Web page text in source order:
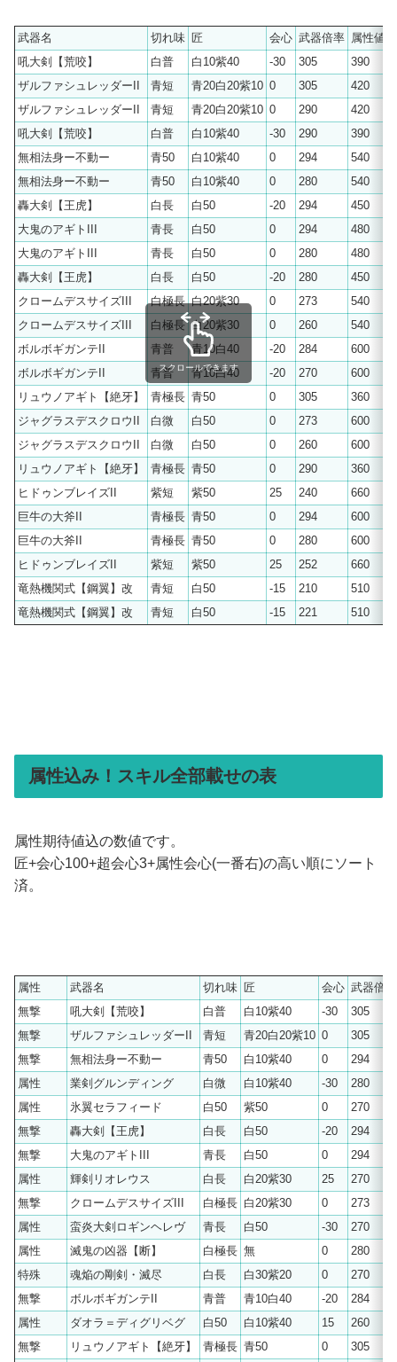
武器名 切れ味 匠 会心 武器倍率 属性値
吼大剣【荒咬】
白普 白10紫40 -30 305 390
ザルファシュレッダーII
青短 青20白20紫10 0 305 420
ザルファシュレッダーII
青短 青20白20紫10 0 290 420
吼大剣【荒咬】
白普 白10紫40 -30 290 390
無相法身ー不動ー
青50 白10紫40 0 294 540
無相法身ー不動ー
青50 白10紫40 0 280 540
轟大剣【王虎】
白長 白50 -20 294 450
大鬼のアギトIII
青長 白50 0 294 480
大鬼のアギトIII
青長 白50 0 280 480
轟大剣【王虎】
白長 白50 -20 280 450
クロームデスサイズIII
白極長 白20紫30 0 273 540
クロームデスサイズIII
白極長 白20紫30 0 260 540
ボルボギガンテII
青普 青10白40 -20 284 600
ボルボギガンテII
青普 青10白40 -20 270 600
リュウノアギト【絶牙】
青極長 青50 0 305 360
ジャグラスデスクロウII
白微 白50 0 273 600
ジャグラスデスクロウII
白微 白50 0 260 600
リュウノアギト【絶牙】
青極長 青50 0 290 360
ヒドゥンブレイズII
紫短 紫50 25 240 660
巨牛の大斧II
青極長 青50 0 294 600
巨牛の大斧II
青極長 青50 0 280 600
ヒドゥンブレイズII
紫短 紫50 25 252 660
竜熱機関式【鋼翼】改
青短 白50 -15 210 510
竜熱機関式【鋼翼】改
青短 白50 -15 221 510
スクロールできます
属性込み！スキル全部載せの表
属性期待値込の数値です。
匠+会心100+超会心3+属性会心(一番右)の高い順にソート
済。
属性 武器名 切れ味 匠 会心 武器倍率
無撃
吼大剣【荒咬】 白普 白10紫40 -30
305
無撃
ザルファシュレッダーII 青短 青20白20紫10 0
305
無撃
無相法身ー不動ー 青50 白10紫40 0
294
属性
業剣グルンディング 白微 白10紫40 -30
280
属性
氷翼セラフィード 白50 紫50 0
270
無撃
轟大剣【王虎】 白長 白50 -20
294
無撃
大鬼のアギトIII 青長 白50 0
294
属性
輝剣リオレウス 白長 白20紫30 25
270
無撃
クロームデスサイズIII 白極長 白20紫30 0
273
属性
蛮炎大剣ロギンヘレヴ 青長 白50 -30
270
属性
滅鬼の凶器【断】 白極長 無 0
280
特殊
魂焔の剛剣・滅尽 白長 白30紫20 0
270
無撃
ボルボギガンテII 青普 青10白40 -20
284
属性
ダオラ＝ディグリベグ 白50 白10紫40 15
260
無撃
リュウノアギト【絶牙】 青極長 青50 0
305